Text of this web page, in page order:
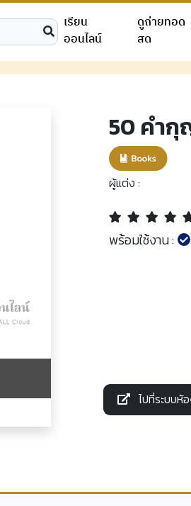
เรียน
ออนไลน์
ดูถ่ายทอด
สด
50 คำกุ
ผู้แต่ง :
พร้อมใช้งาน :
ไปที่ระบบห้